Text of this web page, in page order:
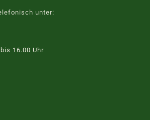
unter:
16.00 Uhr